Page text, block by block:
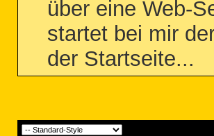
über eine Web-
startet bei mir
der Startseite...